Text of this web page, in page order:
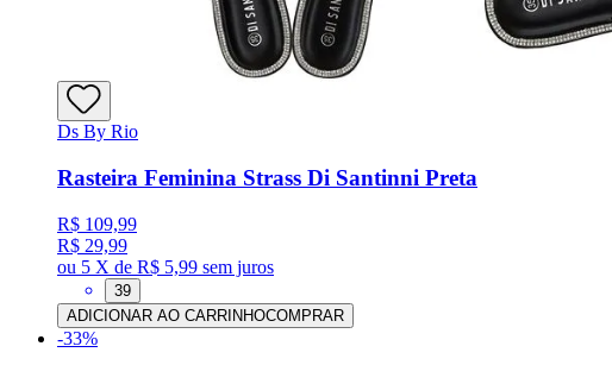
Ds By Rio
Rasteira Feminina Strass Di Santinni Preta
R$ 109,99
R$ 29,99
ou 5 X de R$ 5,99 sem juros
39
ADICIONAR AO CARRINHOCOMPRAR
-33%